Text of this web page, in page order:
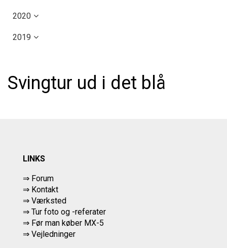
2020
2019
Svingtur ud i det blå
LINKS
⇒ Forum
⇒ Kontakt
⇒ Værksted
⇒ Tur foto og -referater
⇒ Før man køber MX-5
⇒ Vejledninger